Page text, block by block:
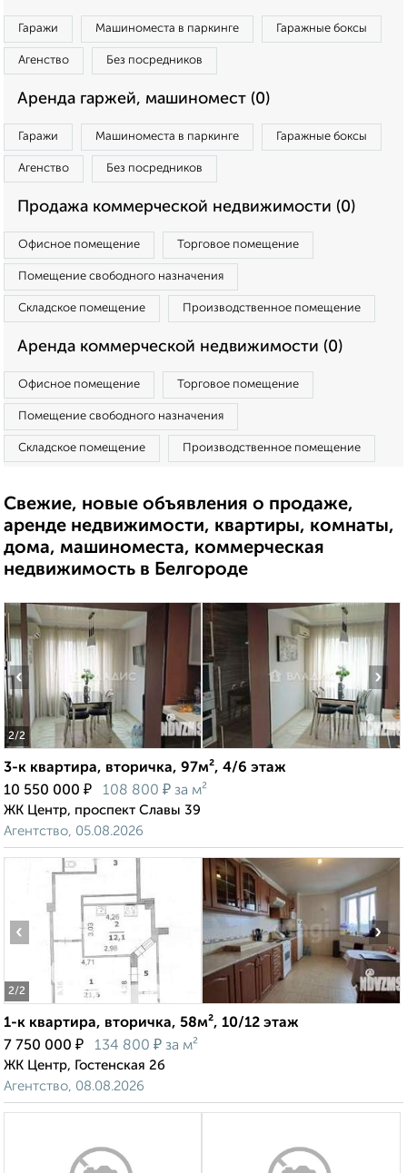
Гаражи Машиноместа в паркинге Гаражные боксы
Агенство Без посредников
Аренда гаржей, машиномест (0)
Гаражи Машиноместа в паркинге Гаражные боксы
Агенство Без посредников
Продажа коммерческой недвижимости (0)
Офисное помещение Торговое помещение
Помещение свободного назначения
Складское помещение Производственное помещение
Аренда коммерческой недвижимости (0)
Офисное помещение Торговое помещение
Помещение свободного назначения
Складское помещение Производственное помещение
Свежие, новые объявления о продаже,
аренде недвижимости, квартиры, комнаты,
дома, машиноместа, коммерческая
недвижимость в Белгороде
2/2
‹ ›
3-к квартира, вторичка, 97м², 4/6 этаж
10 550 000 ₽ 108 800 ₽ за м²
ЖК Центр, проспект Славы 39
Агентство, 05.08.2026
2/2
‹ ›
1-к квартира, вторичка, 58м², 10/12 этаж
7 750 000 ₽ 134 800 ₽ за м²
ЖК Центр, Гостенская 2б
Агентство, 08.08.2026